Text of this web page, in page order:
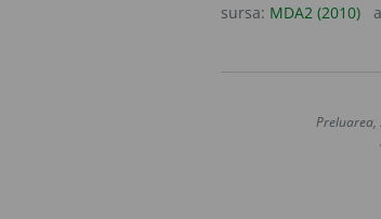
sursa: MDA2 (2010)
Preluarea,